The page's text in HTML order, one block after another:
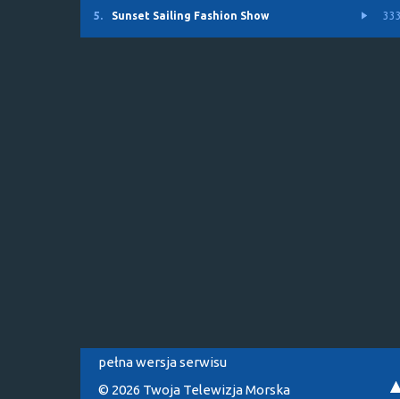
5.
Sunset Sailing Fashion Show
pełna wersja serwisu
© 2026 Twoja Telewizja Morska